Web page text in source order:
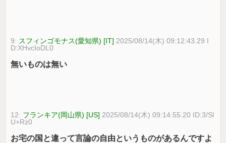
9: スフィンゴモナス(愛知県) [IT] 2025/08/14(木) 09:12:43.29 I
D:XHvcIoDL0
無いものは無い
12: フランキア(岡山県) [US] 2025/08/14(木) 09:14:55.20 ID:3/Sl
U+Rz0
お宅の国と違って言論の自由というものがあるんですよ